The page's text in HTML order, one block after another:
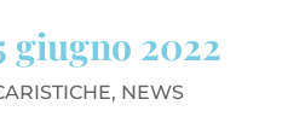
giugno 2022
, NEWS